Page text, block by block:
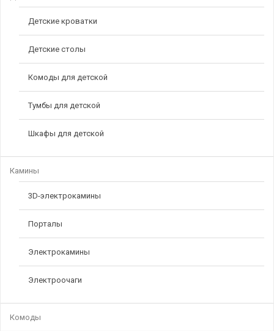
Детские кроватки
Детские столы
Комоды для детской
Тумбы для детской
Шкафы для детской
Камины
3D-электрокамины
Порталы
Электрокамины
Электроочаги
Комоды